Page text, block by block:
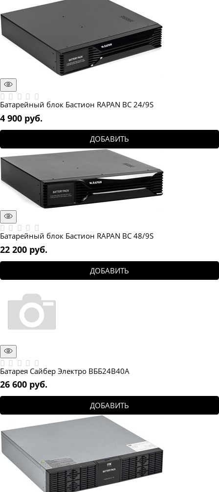
Батарейный блок Бастион RAPAN BC 24/9S
4 900 руб.
ДОБАВИТЬ
Батарейный блок Бастион RAPAN BC 48/9S
22 200 руб.
ДОБАВИТЬ
Батарея Сайбер Электро ВББ24В40А
26 600 руб.
ДОБАВИТЬ